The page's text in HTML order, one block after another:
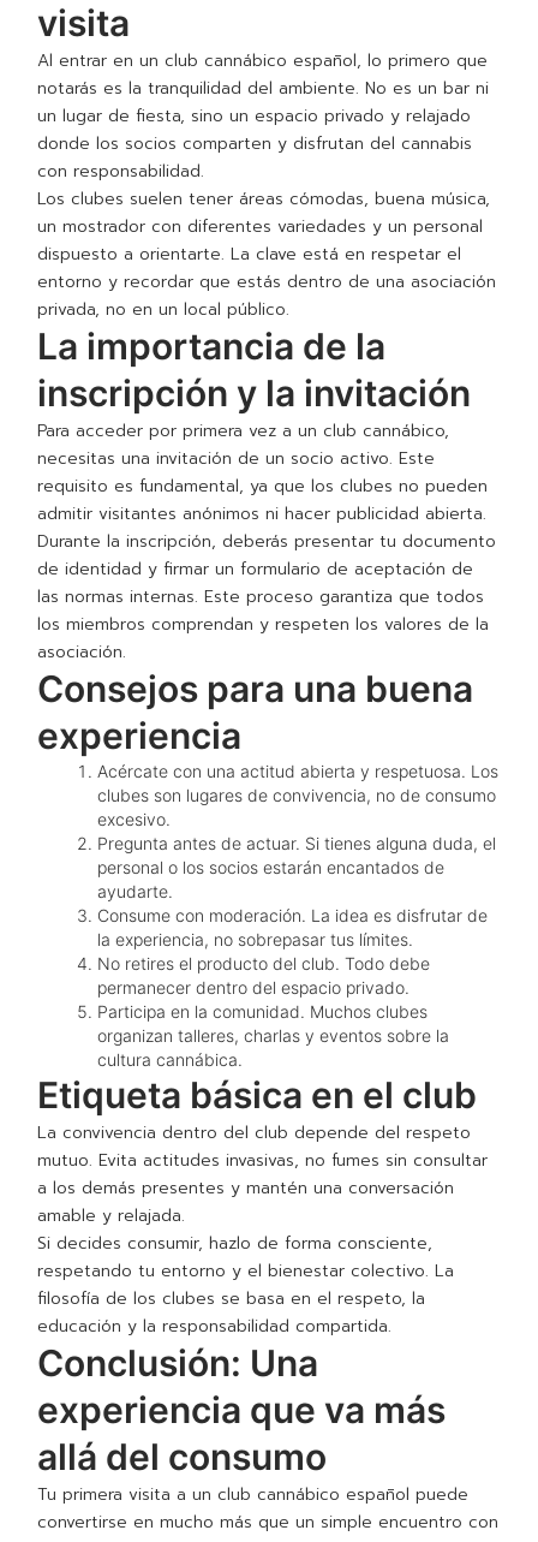
visita
Al entrar en un club cannábico español, lo primero que
notarás es la tranquilidad del ambiente. No es un bar ni
un lugar de fiesta, sino un espacio privado y relajado
donde los socios comparten y disfrutan del cannabis
con responsabilidad.
Los clubes suelen tener áreas cómodas, buena música,
un mostrador con diferentes variedades y un personal
dispuesto a orientarte. La clave está en respetar el
entorno y recordar que estás dentro de una asociación
privada, no en un local público.
La importancia de la
inscripción y la invitación
Para acceder por primera vez a un club cannábico,
necesitas una invitación de un socio activo. Este
requisito es fundamental, ya que los clubes no pueden
admitir visitantes anónimos ni hacer publicidad abierta.
Durante la inscripción, deberás presentar tu documento
de identidad y firmar un formulario de aceptación de
las normas internas. Este proceso garantiza que todos
los miembros comprendan y respeten los valores de la
asociación.
Consejos para una buena
experiencia
Acércate con una actitud abierta y respetuosa. Los
clubes son lugares de convivencia, no de consumo
excesivo.
Pregunta antes de actuar. Si tienes alguna duda, el
personal o los socios estarán encantados de
ayudarte.
Consume con moderación. La idea es disfrutar de
la experiencia, no sobrepasar tus límites.
No retires el producto del club. Todo debe
permanecer dentro del espacio privado.
Participa en la comunidad. Muchos clubes
organizan talleres, charlas y eventos sobre la
cultura cannábica.
Etiqueta básica en el club
La convivencia dentro del club depende del respeto
mutuo. Evita actitudes invasivas, no fumes sin consultar
a los demás presentes y mantén una conversación
amable y relajada.
Si decides consumir, hazlo de forma consciente,
respetando tu entorno y el bienestar colectivo. La
filosofía de los clubes se basa en el respeto, la
educación y la responsabilidad compartida.
Conclusión: Una
experiencia que va más
allá del consumo
Tu primera visita a un club cannábico español puede
convertirse en mucho más que un simple encuentro con